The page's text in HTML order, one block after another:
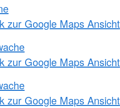
zur Google Maps Ansicht
zur Google Maps Ansicht
zur Google Maps Ansicht